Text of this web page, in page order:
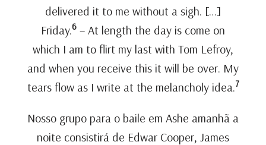
delivered it to me without a sigh. […]
Friday.6 – At length the day is come on
which I am to flirt my last with Tom Lefroy,
and when you receive this it will be over. My
tears flow as I write at the melancholy idea.7
Nosso grupo para o baile em Ashe amanhã a
noite consistirá de Edwar Cooper, James